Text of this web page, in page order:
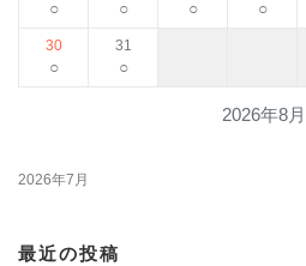
2026年8月
○ ○ ○ ○
30
○
31
○
2026年7月
最近の投稿